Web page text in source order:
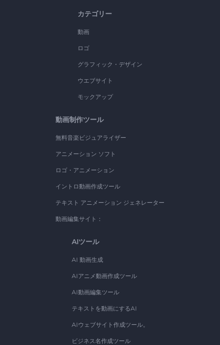
カテゴリー
動画
ロゴ
グラフィック・デザイン
ウエブサイト
モックアップ
動画制作ツール
無料音楽ビジュアライザー
アニメーション ソフト
ロゴ・アニメーション
イントロ動画作成ツール
テキスト アニメーション ジェネレーター
動画編集サイト：
AIツール
AI 動画生成
AIアニメ動画作成ツール
AI動画編集ツール
テキストを動画にするAI
AIウェブサイト作成ツール。
ビジネス名作成ツール